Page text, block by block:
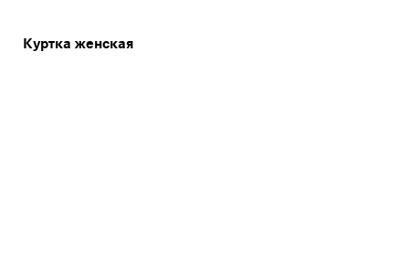
Куртка женская